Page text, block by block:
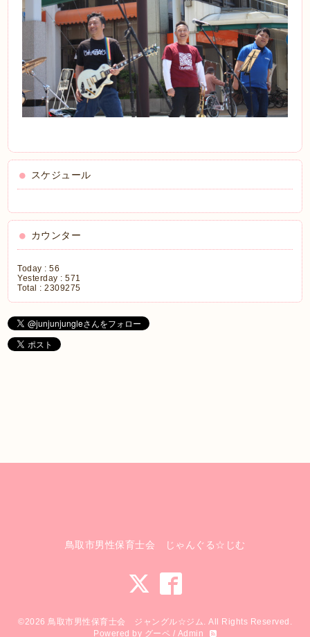
スケジュール
カウンター
Today :56
Yesterday :571
Total :2309275
鳥取市男性保育士会 じゃんぐる☆じむ
©2026 鳥取市男性保育士会 ジャングル☆ジム. All Rights Reserved.
Powered by グーペ / Admin